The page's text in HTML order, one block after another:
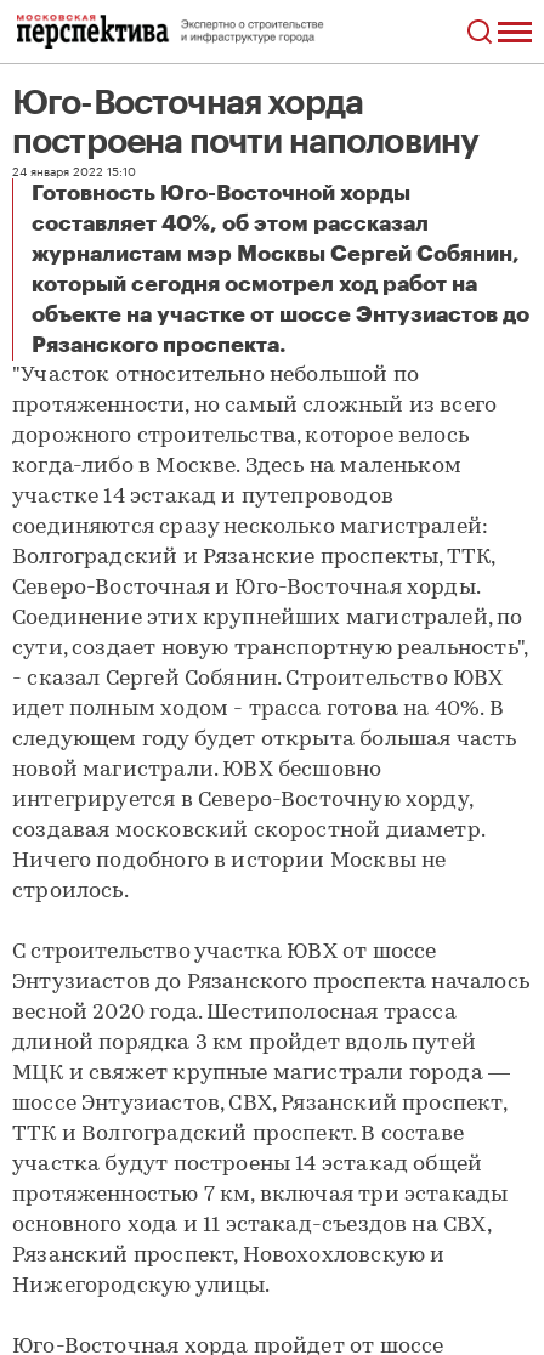
Юго-Восточная хорда
построена почти наполовину
24 января 2022 15:10
Готовность Юго-Восточной хорды
составляет 40%, об этом рассказал
журналистам мэр Москвы Сергей Собянин,
который сегодня осмотрел ход работ на
объекте на участке от шоссе Энтузиастов до
Рязанского проспекта.
Юго-Восточная хорда построена почти наполовину
"Участок относительно небольшой по
протяженности, но самый сложный из всего
дорожного строительства, которое велось
когда-либо в Москве. Здесь на маленьком
участке 14 эстакад и путепроводов
соединяются сразу несколько магистралей:
Волгоградский и Рязанские проспекты, ТТК,
Северо-Восточная и Юго-Восточная хорды.
Соединение этих крупнейших магистралей, по
сути, создает новую транспортную реальность",
- сказал Сергей Собянин. Строительство ЮВХ
идет полным ходом - трасса готова на 40%. В
следующем году будет открыта большая часть
новой магистрали. ЮВХ бесшовно
интегрируется в Северо-Восточную хорду,
создавая московский скоростной диаметр.
Ничего подобного в истории Москвы не
строилось.
С строительство участка ЮВХ от шоссе
Энтузиастов до Рязанского проспекта началось
весной 2020 года. Шестиполосная трасса
длиной порядка 3 км пройдет вдоль путей
МЦК и свяжет крупные магистрали города —
шоссе Энтузиастов, СВХ, Рязанский проспект,
ТТК и Волгоградский проспект. В составе
участка будут построены 14 эстакад общей
протяженностью 7 км, включая три эстакады
основного хода и 11 эстакад-съездов на СВХ,
Рязанский проспект, Новохохловскую и
Нижегородскую улицы.
Юго-Восточная хорда пройдет от шоссе